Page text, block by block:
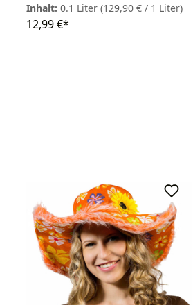
Inhalt: 0.1 Liter (129,90 € / 1 Liter)
12,99 €*